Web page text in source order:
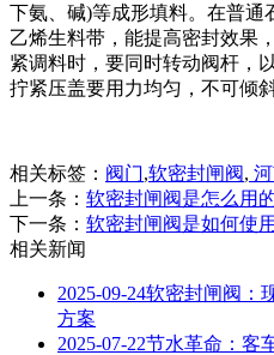
下氨、碱)等成形填料。在普通
乙烯生料带，能提高密封效果
紧调料时，要同时转动阀杆，
拧紧压盖要用力均匀，不可倾斜
相关标签： 阀门,软密封闸阀,
上一条： 软密封闸阀是怎么用
下一条： 软密封闸阀是如何使
相关新闻
2025-09-24软密封闸阀：
方案
2025-07-22节水革命：客